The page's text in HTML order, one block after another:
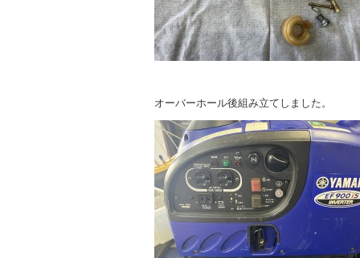
オーバーホール後組み立てしました。